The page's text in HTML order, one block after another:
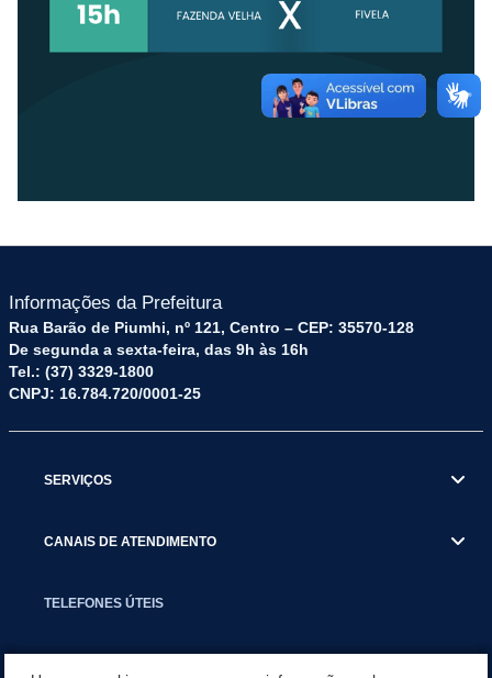
Informações da Prefeitura
Rua Barão de Piumhi, nº 121, Centro – CEP: 35570-128
De segunda a sexta-feira, das 9h às 16h
Tel.: (37) 3329-1800
CNPJ: 16.784.720/0001-25
SERVIÇOS
CANAIS DE ATENDIMENTO
TELEFONES ÚTEIS